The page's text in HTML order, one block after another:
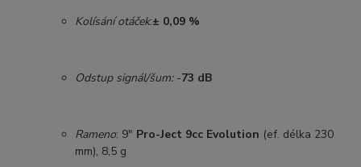
Kolísání otáček:± 0,09 %
Odstup signál/šum:-73 dB
Rameno: 9" Pro-Ject 9cc Evolution (ef. délka 230
mm), 8,5 g